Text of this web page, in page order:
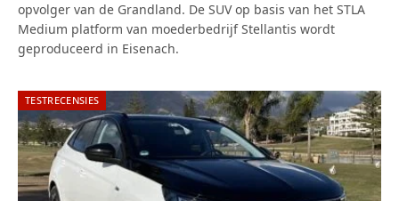
opvolger van de Grandland. De SUV op basis van het STLA
Medium platform van moederbedrijf Stellantis wordt
geproduceerd in Eisenach.
TESTRECENSIES